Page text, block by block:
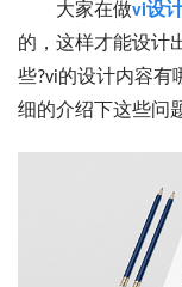
大家在做vi设
的，这样才能设计
些?vi的设计内容有
细的介绍下这些问